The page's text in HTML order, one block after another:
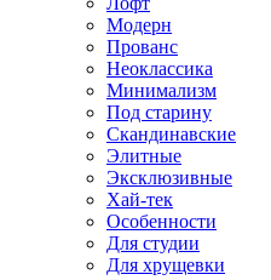
Модерн
Прованс
Неоклассика
Минимализм
Под старину
Скандинавские
Элитные
Эксклюзивные
Хай-тек
Особенности
Для студии
Для хрущевки